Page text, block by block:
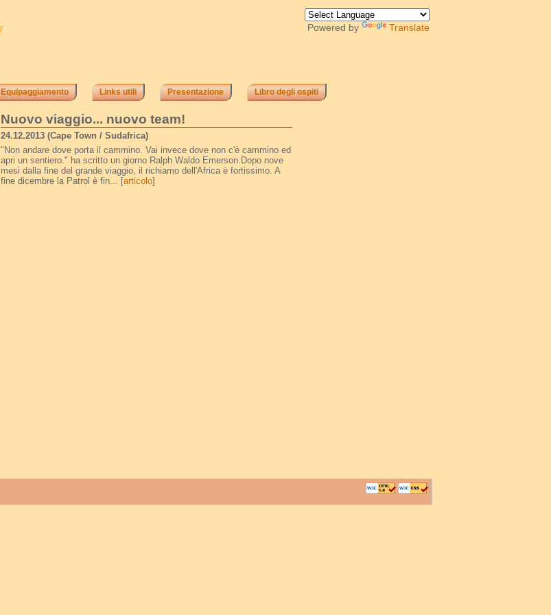
Powered by Translate
Equipaggiamento Links utili Presentazione Libro degli ospiti
Nuovo viaggio... nuovo team!
24.12.2013 (Cape Town / Sudafrica)
"Non andare dove porta il cammino. Vai invece dove non c'è cammino ed
apri un sentiero." ha scritto un giorno Ralph Waldo Emerson.Dopo nove
mesi dalla fine del grande viaggio, il richiamo dell'Africa è fortissimo. A
fine dicembre la Patrol è fin... [articolo]